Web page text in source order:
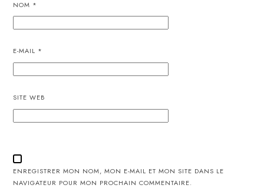
NOM *
E-MAIL *
SITE WEB
ENREGISTRER MON NOM, MON E-MAIL ET MON SITE DANS LE
NAVIGATEUR POUR MON PROCHAIN COMMENTAIRE.